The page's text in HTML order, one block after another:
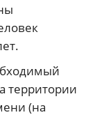
территории
(на